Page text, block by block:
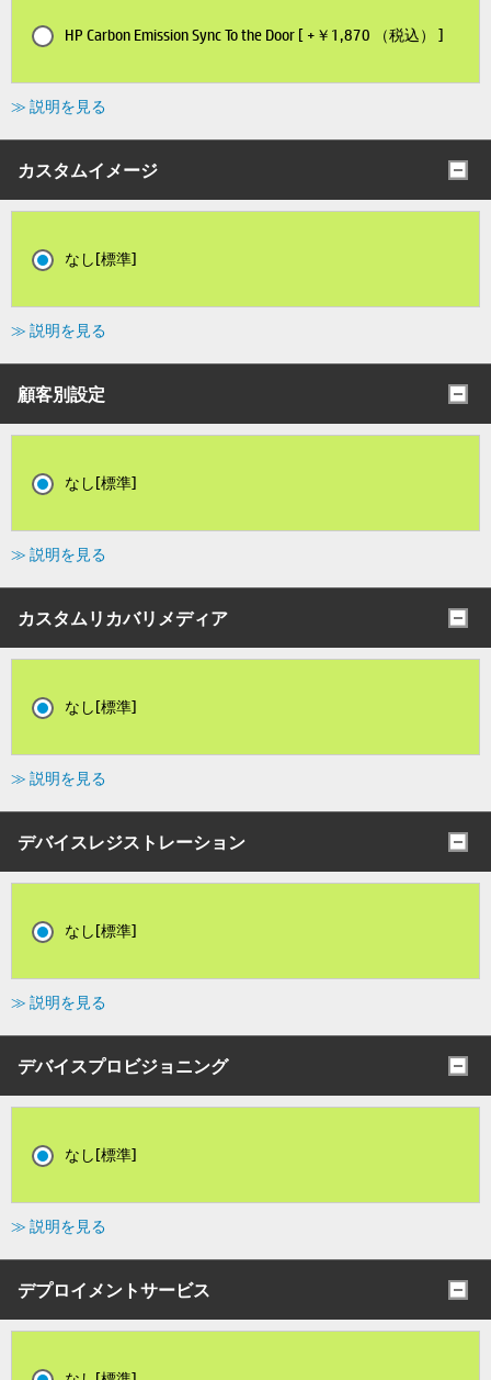
HP Carbon Emission Sync To the Door [ +￥1,870 （税込） ]
≫ 説明を見る
カスタムイメージ
なし[標準]
≫ 説明を見る
顧客別設定
なし[標準]
≫ 説明を見る
カスタムリカバリメディア
なし[標準]
≫ 説明を見る
デバイスレジストレーション
なし[標準]
≫ 説明を見る
デバイスプロビジョニング
なし[標準]
≫ 説明を見る
デプロイメントサービス